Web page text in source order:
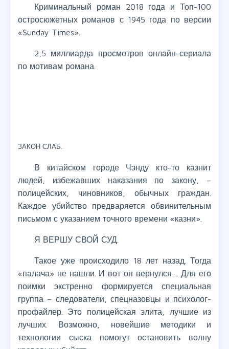
Криминальный роман 2018 года и Топ-100
остросюжетных романов с 1945 года по версии
«Sunday Times».
2,5 миллиарда просмотров онлайн-сериала
по мотивам романа.
ЗАКОН СЛАБ.
В китайском городе Чэнду кто-то казнит
людей, избежавших наказания по закону, –
полицейских, чиновников, обычных граждан.
Каждое убийство предваряется обвинительным
письмом с указанием точного времени «казни».
Я ВЕРШУ СВОЙ СУД.
Такое уже происходило 18 лет назад. Тогда
«палача» не нашли. И вот он вернулся… Для его
поимки экстренно формируется специальная
группа – следователи, спецназовцы и психолог-
профайлер. Это полицейская элита, лучшие из
лучших. Возможно, новейшие методики и
технологии сыска помогут остановить волну